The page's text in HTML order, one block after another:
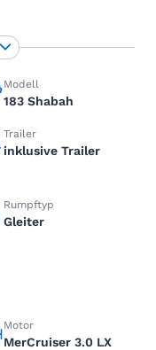
Modell
183 Shabah
Trailer
inklusive Trailer
Rumpftyp
Gleiter
Motor
MerCruiser 3.0 LX